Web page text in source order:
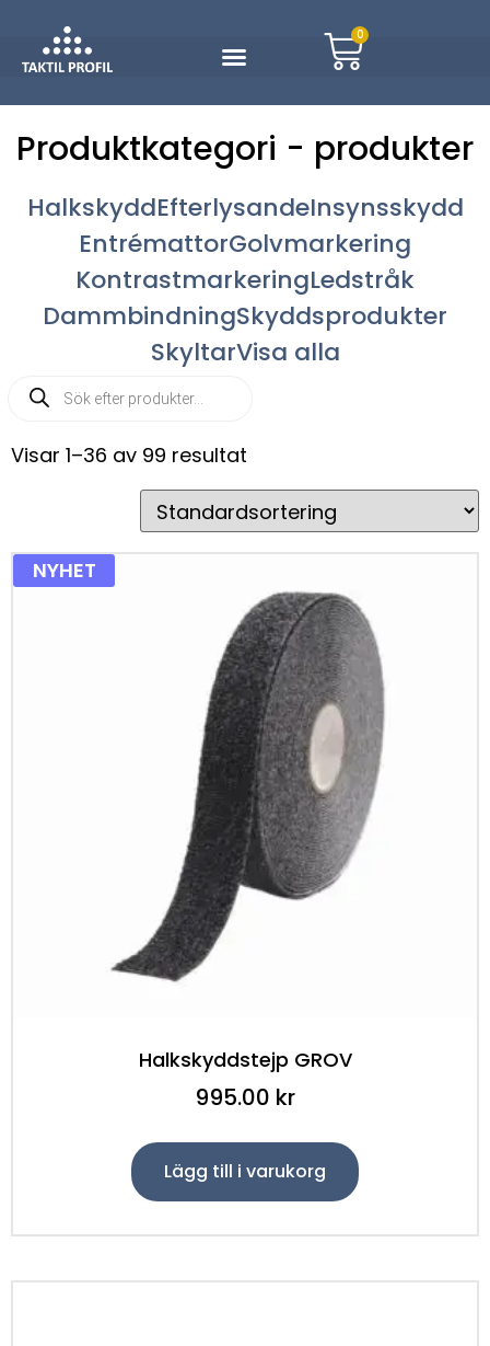
0
Produktkategori - produkter
HalkskyddEfterlysandeInsynsskydd
EntrémattorGolvmarkering
KontrastmarkeringLedstråk
DammbindningSkyddsprodukter
SkyltarVisa alla
Visar 1–36 av 99 resultat
NYHET
Halkskyddstejp GROV
995.00 kr
Lägg till i varukorg